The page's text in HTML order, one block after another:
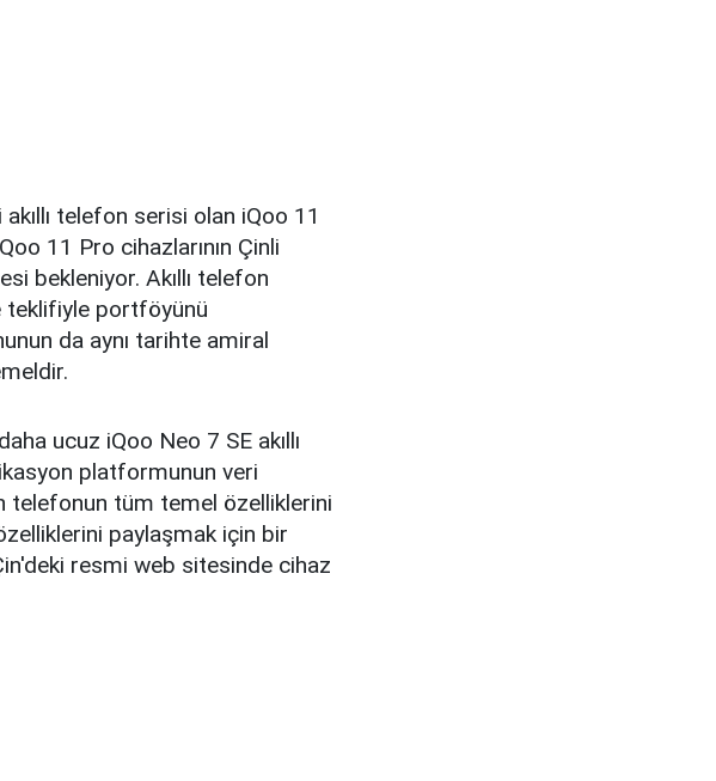
telefon serisi olan iQoo 11
11 Pro cihazlarının Çinli
bekleniyor. Akıllı telefon
teklifiyle portföyünü
da aynı tarihte amiral
ucuz iQoo Neo 7 SE akıllı
platformunun veri
telefonun tüm temel özelliklerini
paylaşmak için bir
resmi web sitesinde cihaz